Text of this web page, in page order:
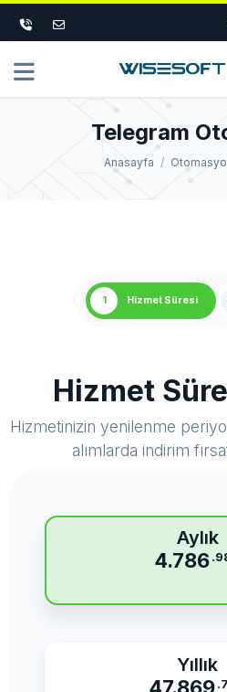
Telegram
Anasayfa
1 Hizmet Süresi
Hizmet
Hizmetinizin yenilenme
alımlarda indirim
Aylık
4.786
Yıllık